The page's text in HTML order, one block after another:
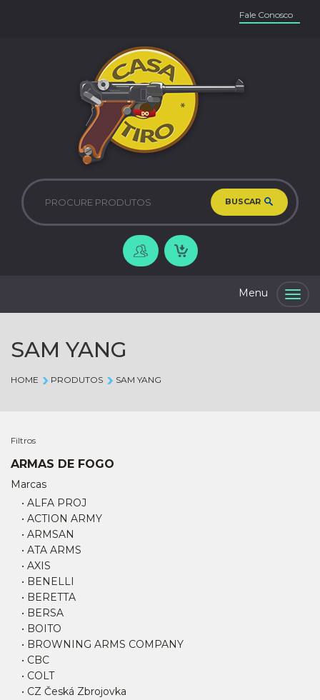
Fale Conosco
BUSCAR
SAM YANG
HOME PRODUTOS SAM YANG
Filtros
ARMAS DE FOGO
Marcas
• ALFA PROJ
• ACTION ARMY
• ARMSAN
• ATA ARMS
• AXIS
• BENELLI
• BERETTA
• BERSA
• BOITO
• BROWNING ARMS COMPANY
• CBC
• COLT
• CZ Česká Zbrojovka